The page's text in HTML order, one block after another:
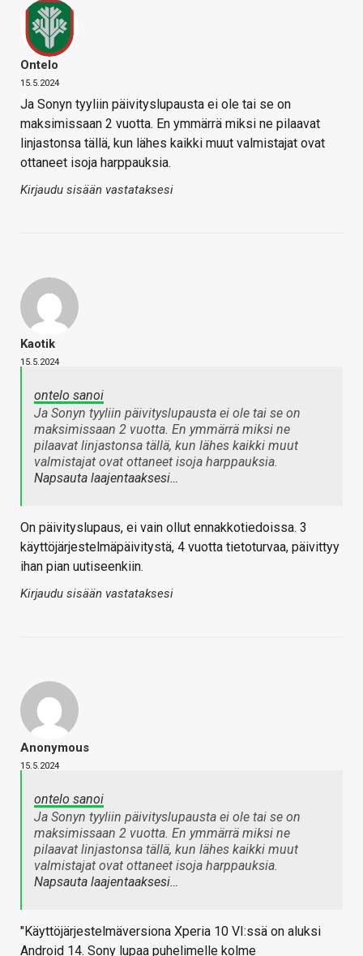
Ontelo
15.5.2024
Ja Sonyn tyyliin päivityslupausta ei ole tai se on
maksimissaan 2 vuotta. En ymmärrä miksi ne pilaavat
linjastonsa tällä, kun lähes kaikki muut valmistajat ovat
ottaneet isoja harppauksia.
Kirjaudu sisään vastataksesi
Kaotik
15.5.2024
ontelo sanoi
Ja Sonyn tyyliin päivityslupausta ei ole tai se on
maksimissaan 2 vuotta. En ymmärrä miksi ne
pilaavat linjastonsa tällä, kun lähes kaikki muut
valmistajat ovat ottaneet isoja harppauksia.
Napsauta laajentaaksesi…
On päivityslupaus, ei vain ollut ennakkotiedoissa. 3
käyttöjärjestelmäpäivitystä, 4 vuotta tietoturvaa, päivittyy
ihan pian uutiseenkiin.
Kirjaudu sisään vastataksesi
Anonymous
15.5.2024
ontelo sanoi
Ja Sonyn tyyliin päivityslupausta ei ole tai se on
maksimissaan 2 vuotta. En ymmärrä miksi ne
pilaavat linjastonsa tällä, kun lähes kaikki muut
valmistajat ovat ottaneet isoja harppauksia.
Napsauta laajentaaksesi…
"Käyttöjärjestelmäversiona Xperia 10 VI:ssä on aluksi
Android 14. Sony lupaa puhelimelle kolme